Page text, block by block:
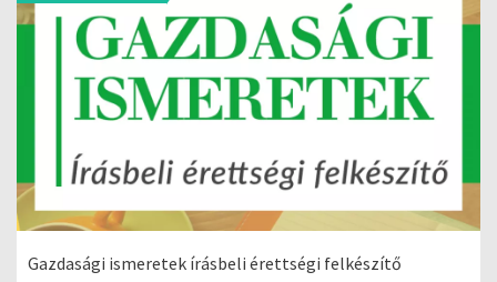
Gazdasági ismeretek írásbeli érettségi felkészítő